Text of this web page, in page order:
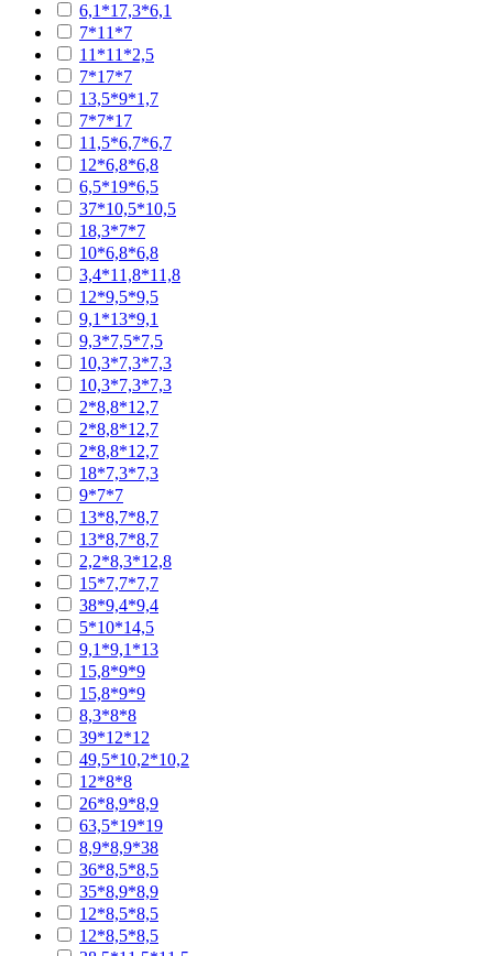
6,1*17,3*6,1
7*11*7
11*11*2,5
7*17*7
13,5*9*1,7
7*7*17
11,5*6,7*6,7
12*6,8*6,8
6,5*19*6,5
37*10,5*10,5
18,3*7*7
10*6,8*6,8
3,4*11,8*11,8
12*9,5*9,5
9,1*13*9,1
9,3*7,5*7,5
10,3*7,3*7,3
10,3*7,3*7,3
2*8,8*12,7
2*8,8*12,7
2*8,8*12,7
18*7,3*7,3
9*7*7
13*8,7*8,7
13*8,7*8,7
2,2*8,3*12,8
15*7,7*7,7
38*9,4*9,4
5*10*14,5
9,1*9,1*13
15,8*9*9
15,8*9*9
8,3*8*8
39*12*12
49,5*10,2*10,2
12*8*8
26*8,9*8,9
63,5*19*19
8,9*8,9*38
36*8,5*8,5
35*8,9*8,9
12*8,5*8,5
12*8,5*8,5